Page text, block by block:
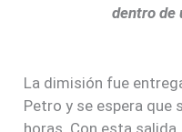
dentro de
La dimisión fue
Petro y se espera que